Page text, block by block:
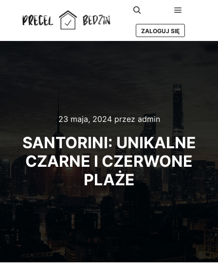
Szukaj Główne
ZALOGUJ SIĘ
23 maja, 2024przez admin
SANTORINI: UNIKALNE
CZARNE I CZERWONE
PLAŻE